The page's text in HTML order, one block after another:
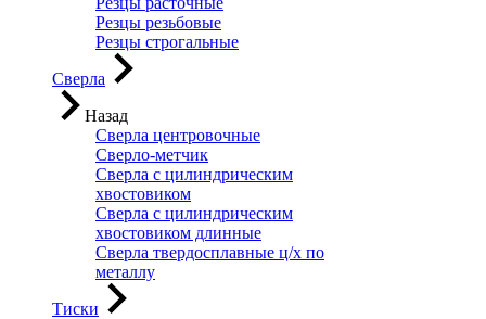
Резцы резьбовые
Резцы строгальные
Сверла
Назад
Сверла центровочные
Сверло-метчик
Сверла с цилиндрическим
хвостовиком
Сверла с цилиндрическим
хвостовиком длинные
Сверла твердосплавные ц/х по
металлу
Тиски